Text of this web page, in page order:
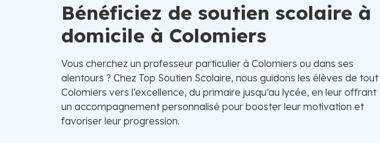
Bénéficiez de soutien scolaire à
domicile à Colomiers
Vous cherchez un professeur particulier à Colomiers ou dans ses
alentours ? Chez Top Soutien Scolaire, nous guidons les élèves de tout
Colomiers vers l’excellence, du primaire jusqu’au lycée, en leur offrant
un accompagnement personnalisé pour booster leur motivation et
favoriser leur progression.